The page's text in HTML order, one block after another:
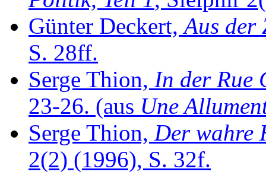
Günter Deckert,Aus der
S. 28ff.
Serge Thion, In der Rue
23-26. (aus Une
Serge Thion, Der wahre
2(2) (1996), S. 32f.